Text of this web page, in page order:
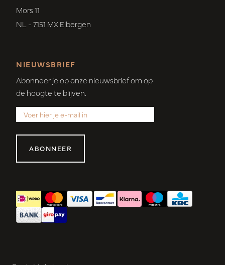
Mors 11
NL - 7151 MX Eibergen
NIEUWSBRIEF
Abonneer je op onze nieuwsbrief om op
de hoogte te blijven.
ABONNEER